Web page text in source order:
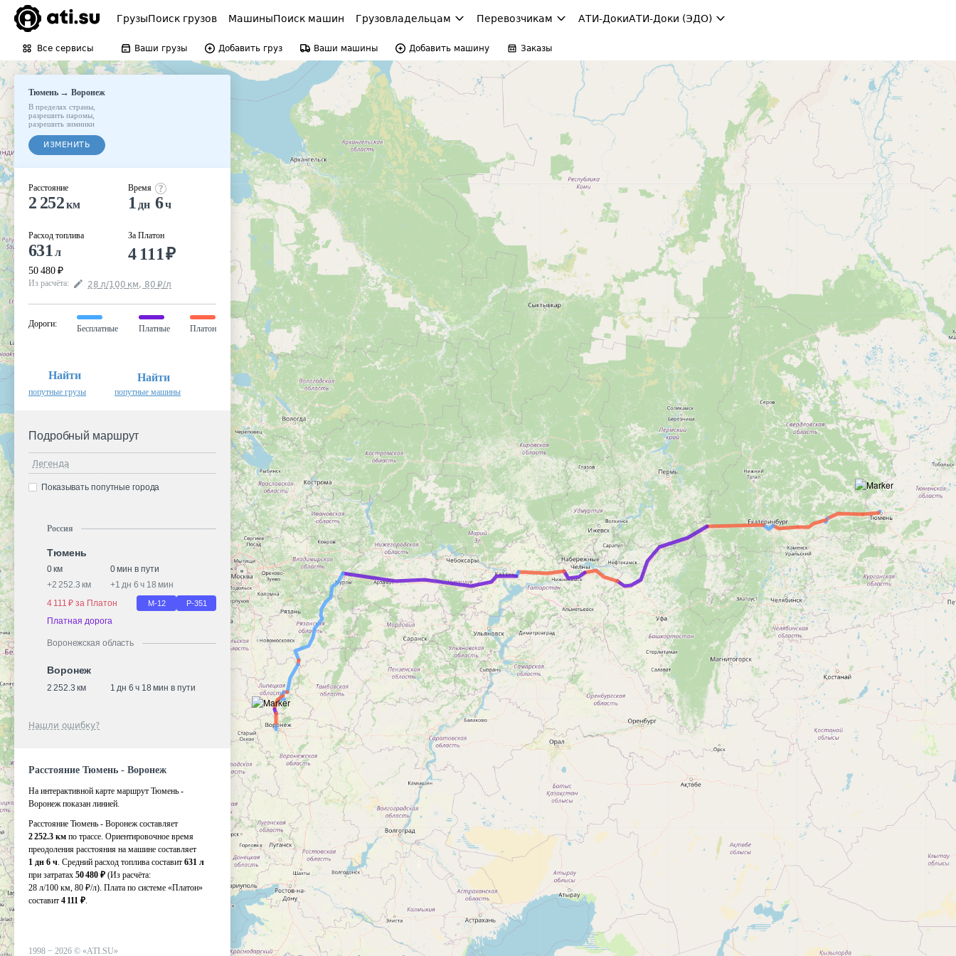
ГрузыПоиск грузов МашиныПоиск машин Грузовладельцам Перевозчикам АТИ-ДокиАТИ-Доки (ЭДО)
Все сервисы Ваши грузы Добавить груз Ваши машины Добавить машину Заказы
Тюмень→Воронеж
В пределах страны
разрешить паромы
разрешить зимники
ИЗМЕНИТЬ
Расстояние
2 252км
Расход топлива
631 л
50 480 ₽
Время
1 дн 6ч
За Платон
4 111₽
Из расчёта: 28 л/100 км, 80 ₽/л
Дороги:
Бесплатные Платные Платон
Найти
попутные грузы
Найти
попутные машины
Подробный маршрут
Легенда
Показывать попутные города
Россия
Тюмень
0 км
0 мин в пути
+2 252.3 км +1 дн 6 ч 18 мин
4 111 ₽ за Платон
М-12 Р-351
Платная дорога
Воронежская область
Воронеж
2 252.3 км 1 дн 6 ч 18 мин в пути
Нашли ошибку?
Расстояние Тюмень - Воронеж
На интерактивной карте маршрут Тюмень -
Воронеж показан линией.
Расстояние Тюмень - Воронеж составляет
2 252.3 км по трассе. Ориентировочное время
преодоления расстояния на машине составляет
1 дн 6 ч. Средний расход топлива составит 631 л
при затратах 50 480 ₽ (Из расчёта:
28 л/100 км, 80 ₽/л). Плата по системе «Платон»
составит 4 111 ₽.
1998 − 2026 © «ATI.SU»